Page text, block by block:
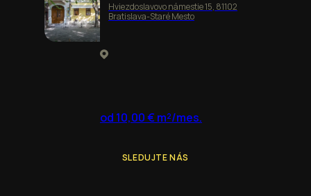
Hviezdoslavovo námestie 15, 81102
Bratislava-Staré Mesto
od 10,00 € m²/mes.
SLEDUJTE NÁS